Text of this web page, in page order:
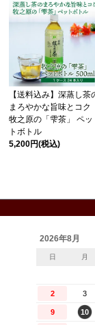
【送料込み】深蒸し茶
まろやかな旨味とコク
牧之原の「雫茶」 ペッ
トボトル
5,200円(税込)